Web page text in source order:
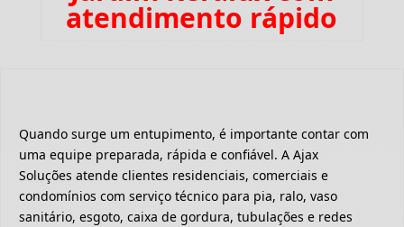
atendimento rápido
Quando surge um entupimento, é importante contar com
uma equipe preparada, rápida e confiável. A Ajax
Soluções atende clientes residenciais, comerciais e
condomínios com serviço técnico para pia, ralo, vaso
sanitário, esgoto, caixa de gordura, tubulações e redes